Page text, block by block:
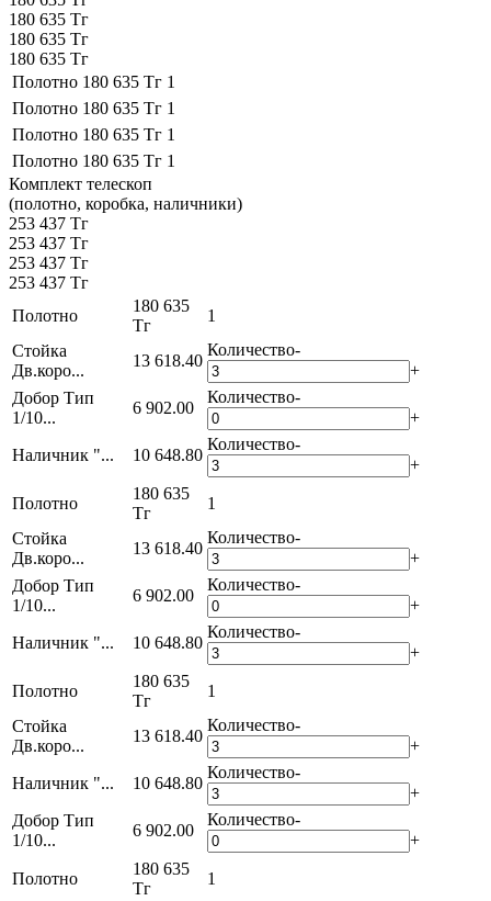
180 635 Тг
180 635 Тг
180 635 Тг
Полотно 180 635 Тг 1
Полотно 180 635 Тг 1
Полотно 180 635 Тг 1
Полотно 180 635 Тг 1
Комплект телескоп
(полотно, коробка, наличники)
253 437 Тг
253 437 Тг
253 437 Тг
253 437 Тг
Полотно
180 635
Тг
1
Стойка
Дв.коро...
13 618.40
Количество-
+
Добор Тип
1/10...
6 902.00
Количество-
+
Наличник "...
10 648.80
Количество-
+
Полотно
180 635
Тг
1
Стойка
Дв.коро...
13 618.40
Количество-
+
Добор Тип
1/10...
6 902.00
Количество-
+
Наличник "...
10 648.80
Количество-
+
Полотно
180 635
Тг
1
Стойка
Дв.коро...
13 618.40
Количество-
+
Наличник "...
10 648.80
Количество-
+
Добор Тип
1/10...
6 902.00
Количество-
+
Полотно
180 635
Тг
1